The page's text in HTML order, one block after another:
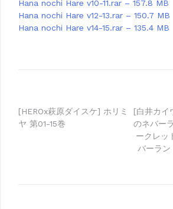
Hana nochi Hare v10-11.rar – 157.8 MB
Hana nochi Hare v12-13.rar – 150.7 MB
Hana nochi Hare v14-15.rar – 135.4 MB
Post
[HEROx萩原ダイスケ] ホリミ
ヤ 第01-15巻
[白井カイ
のネバー
ークレッ
バーラ